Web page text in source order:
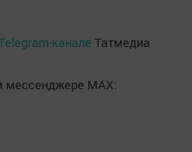
канале Татмедиа
мессенджере MАХ: